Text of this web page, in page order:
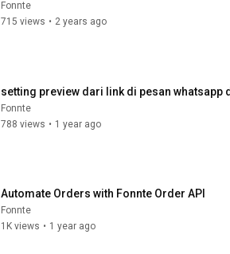
Fonnte
715 views • 2 years ago
setting preview dari link di pesan whatsapp
Fonnte
788 views • 1 year ago
Automate Orders with Fonnte Order API
Fonnte
1K views • 1 year ago